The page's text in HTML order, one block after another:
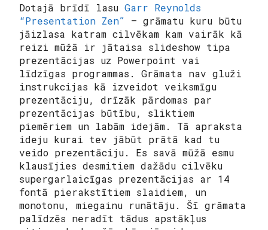
Dotajā brīdī lasu Garr Reynolds
“Presentation Zen” – grāmatu kuru būtu
jāizlasa katram cilvēkam kam vairāk kā
reizi mūžā ir jātaisa slideshow tipa
prezentācijas uz Powerpoint vai
līdzīgas programmas. Grāmata nav gluži
instrukcijas kā izveidot veiksmīgu
prezentāciju, drīzāk pārdomas par
prezentācijas būtību, sliktiem
piemēriem un labām idejām. Tā apraksta
ideju kurai tev jābūt prātā kad tu
veido prezentāciju. Es savā mūžā esmu
klausījies desmitiem dažādu cilvēku
supergarlaicīgas prezentācijas ar 14
fontā pierakstītiem slaidiem, un
monotonu, miegainu runātāju. Šī grāmata
palīdzēs neradīt tādus apstākļus